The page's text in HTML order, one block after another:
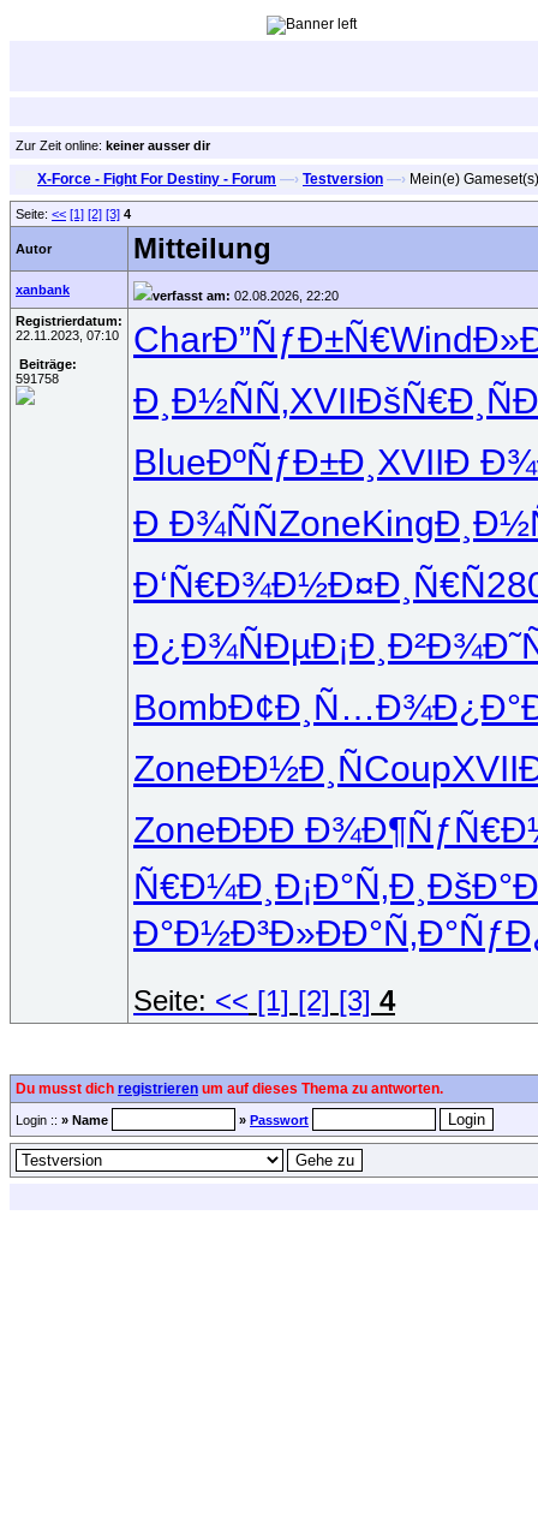
Zur Zeit online: keiner ausser dir
X-Force - Fight For Destiny - Forum —› Testversion —› Mein(e) Gameset(s)
Seite: << [1] [2] [3] 4
Autor Mitteilung
xanbank verfasst am: 02.08.2026, 22:20
Registrierdatum:
22.11.2023, 07:10
Beiträge:
591758
CharÐ”ÑƒÐ±Ñ€Wind
Ð¸Ð½ÑÑ‚XVIIÐšÑ€Ð¸Ñ
BlueÐºÑƒÐ±Ð¸ XVIIÐ
Ð Ð¾ÑÑZoneKing
Ð‘Ñ€Ð¾Ð½Ð¤Ð¸Ñ€Ñ
Ð¿Ð¾ÑÐµÐ¡Ð¸Ð²Ð¾
BombÐ¢Ð¸Ñ…Ð¾
ZoneÐÐ½Ð¸ÑCoupXVII
ZoneÐÐÐ Ð¾
Ñ€Ð¼Ð¸ Ð¡Ð°Ñ‚Ð¸
Ð°Ð½Ð³Ð»ÐÐ°Ñ‚Ð°
Seite: << [1] [2] [3] 4
Du musst dich registrieren um auf dieses Thema zu antworten.
Login :: » Name » Passwort